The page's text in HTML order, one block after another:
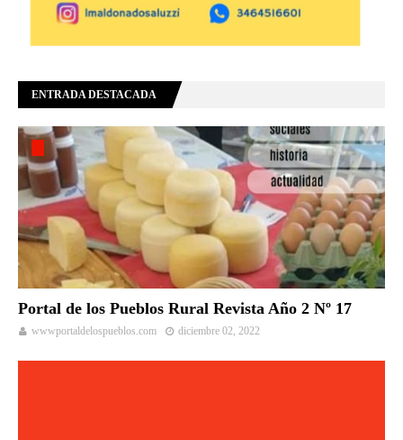
ENTRADA DESTACADA
Portal de los Pueblos Rural Revista Año 2 Nº 17
wwwportaldelospueblos.com diciembre 02, 2022